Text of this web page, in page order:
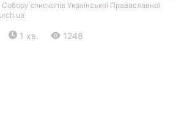
єпископів Української Православної
1 хв. 1248